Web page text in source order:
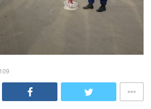
109